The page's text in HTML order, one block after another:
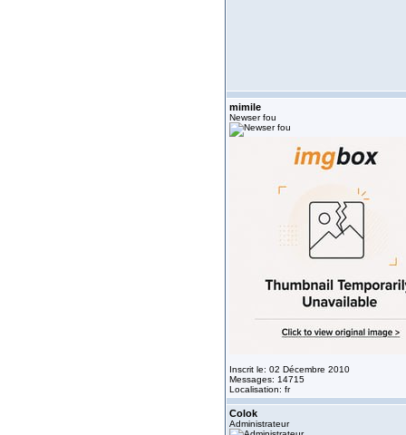
mimile
Newser fou
Inscrit le: 02 Décembre 2010
Messages: 14715
Localisation: fr
Colok
Administrateur